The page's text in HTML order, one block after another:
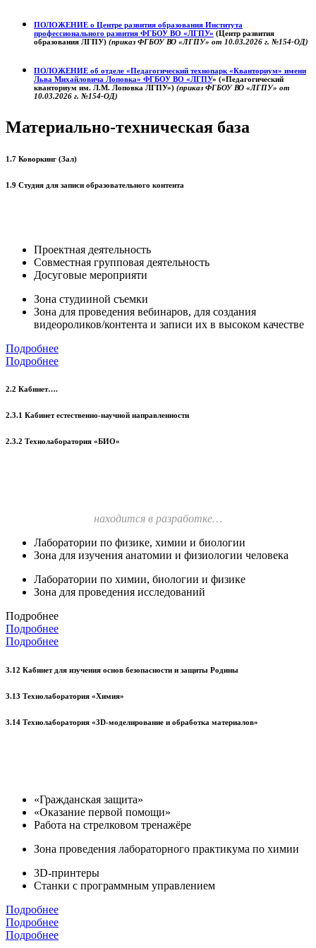
ПОЛОЖЕНИЕ о Центре развития образования Института
профессионального развития ФГБОУ ВО «ЛГПУ» (Центр развития
образования ЛГПУ) (приказ ФГБОУ ВО «ЛГПУ» от 10.03.2026 г. №154-ОД)
ПОЛОЖЕНИЕ об отделе «Педагогический технопарк «Кванториум» имени
Льва Михайловича Лоповка» ФГБОУ ВО «ЛГПУ» («Педагогический
кванториум им. Л.М. Лоповка ЛГПУ») (приказ ФГБОУ ВО «ЛГПУ» от
10.03.2026 г. №154-ОД)
Материально-техническая база
1.7 Коворкинг (Зал)
1.9 Студия для записи образовательного контента
Проектная деятельность
Совместная групповая деятельность
Досуговые мероприяти
Зона студииной съемки
Зона для проведения вебинаров, для создания
видеороликов/контента и записи их в высоком качестве
Подробнее
Подробнее
2.2 Кабинет….
2.3.1 Кабинет естественно-научной направленности
2.3.2 Технолаборатория «БИО»
находится в разработке…
Лаборатории по физике, химии и биологии
Зона для изучения анатомии и физиологии человека
Лаборатории по химии, биологии и физике
Зона для проведения исследований
Подробнее
Подробнее
Подробнее
3.12 Кабинет для изучения основ безопасности и защиты Родины
3.13 Технолаборатория «Химия»
3.14 Технолаборатория «3D-моделирование и обработка материалов»
«Гражданская защита»
«Оказание первой помощи»
Работа на стрелковом тренажёре
Зона проведения лабораторного практикума по химии
3D-принтеры
Станки с программным управлением
Подробнее
Подробнее
Подробнее